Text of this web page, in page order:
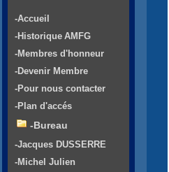
-Accueil
-Historique AMFG
-Membres d'honneur
-Devenir Membre
-Pour nous contacter
-Plan d'accés
-Bureau
-Jacques DUSSERRE
-Michel Julien